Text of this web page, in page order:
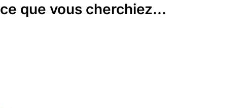
que vous cherchiez...